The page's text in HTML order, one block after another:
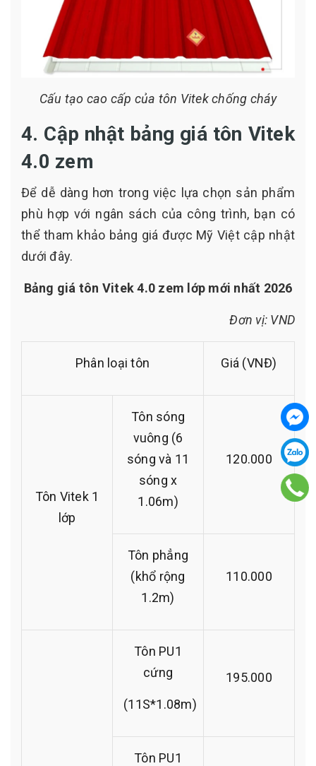
Cấu tạo cao cấp của tôn Vitek chống cháy
4. Cập nhật bảng giá tôn Vitek
4.0 zem
Để dễ dàng hơn trong việc lựa chọn sản phẩm
phù hợp với ngân sách của công trình, bạn có
thể tham khảo bảng giá được Mỹ Việt cập nhật
dưới đây.
Bảng giá tôn Vitek 4.0 zem lớp mới nhất 2026
Đơn vị: VND
Phân loại tôn Giá (VNĐ)
Tôn Vitek 1
lớp
Tôn sóng
vuông (6
sóng và 11
sóng x
1.06m)
120.000
Tôn phẳng
(khổ rộng
1.2m)
110.000
Tôn PU1
cứng
(11S*1.08m)
195.000
Tôn PU1